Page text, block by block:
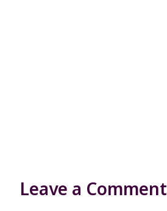
Leave a Comment